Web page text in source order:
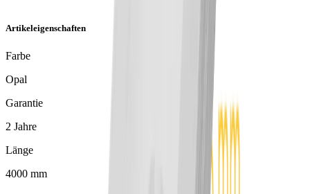
Artikeleigenschaften
Farbe
Opal
Garantie
2 Jahre
Länge
4000 mm